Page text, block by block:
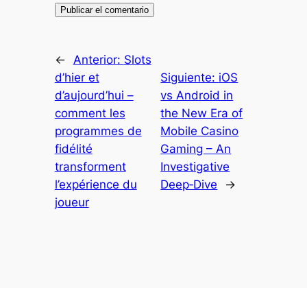
← Anterior: Slots
d’hier et
d’aujourd’hui –
comment les
programmes de
fidélité
transforment
l’expérience du
joueur
Siguiente: iOS
vs Android in
the New Era of
Mobile Casino
Gaming – An
Investigative
Deep‑Dive
→